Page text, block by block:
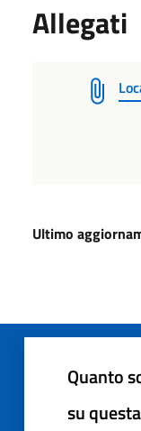
Allegati
Ultimo
Quanto
su